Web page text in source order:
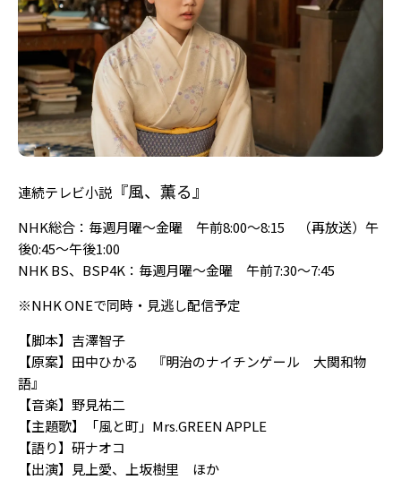
連続テレビ小説 『風、薫る』
NHK総合：毎週月曜〜金曜 午前8:00〜8:15 （再放送）午
後0:45〜午後1:00
NHK BS、BSP4K：毎週月曜〜金曜 午前7:30〜7:45
※NHK ONEで同時・見逃し配信予定
【脚本】吉澤智子
【原案】田中ひかる 『明治のナイチンゲール 大関和物
語』
【音楽】野見祐二
【主題歌】「風と町」Mrs.GREEN APPLE
【語り】研ナオコ
【出演】見上愛、上坂樹里 ほか